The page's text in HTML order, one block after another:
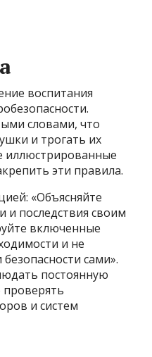
воспитания
словами, что
и трогать их
иллюстрированные
эти правила.
«Объясняйте
и последствия своим
включенные
и не
сами».
постоянную
проверять
и систем